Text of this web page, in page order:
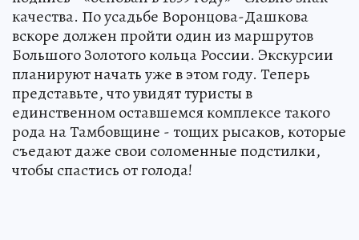
качества. По усадьбе Воронцова-Дашкова
вскоре должен пройти один из маршрутов
Большого Золотого кольца России. Экскурсии
планируют начать уже в этом году. Теперь
представьте, что увидят туристы в
единственном оставшемся комплексе такого
рода на Тамбовщине - тощих рысаков, которые
съедают даже свои соломенные подстилки,
чтобы спастись от голода!